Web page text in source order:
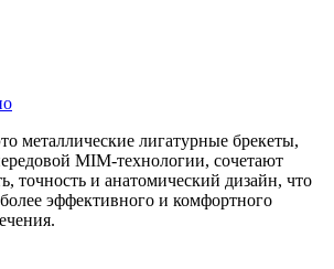
металлические лигатурные брекеты,
MIM-технологии, сочетают
точность и анатомический дизайн, что
эффективного и комфортного